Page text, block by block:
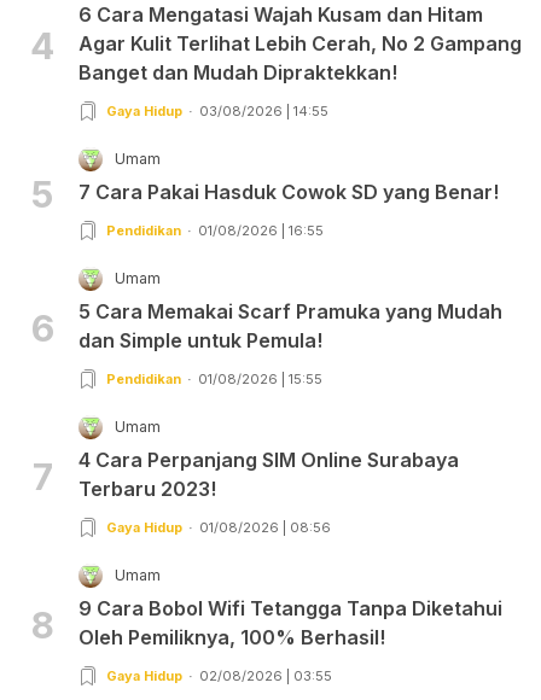
4
6 Cara Mengatasi Wajah Kusam dan Hitam
Agar Kulit Terlihat Lebih Cerah, No 2 Gampang
Banget dan Mudah Dipraktekkan!
Gaya Hidup 03/08/2026 | 14:55
5
Umam
7 Cara Pakai Hasduk Cowok SD yang Benar!
Pendidikan 01/08/2026 | 16:55
6
Umam
5 Cara Memakai Scarf Pramuka yang Mudah
dan Simple untuk Pemula!
Pendidikan 01/08/2026 | 15:55
7
Umam
4 Cara Perpanjang SIM Online Surabaya
Terbaru 2023!
Gaya Hidup 01/08/2026 | 08:56
8
Umam
9 Cara Bobol Wifi Tetangga Tanpa Diketahui
Oleh Pemiliknya, 100% Berhasil!
Gaya Hidup 02/08/2026 | 03:55